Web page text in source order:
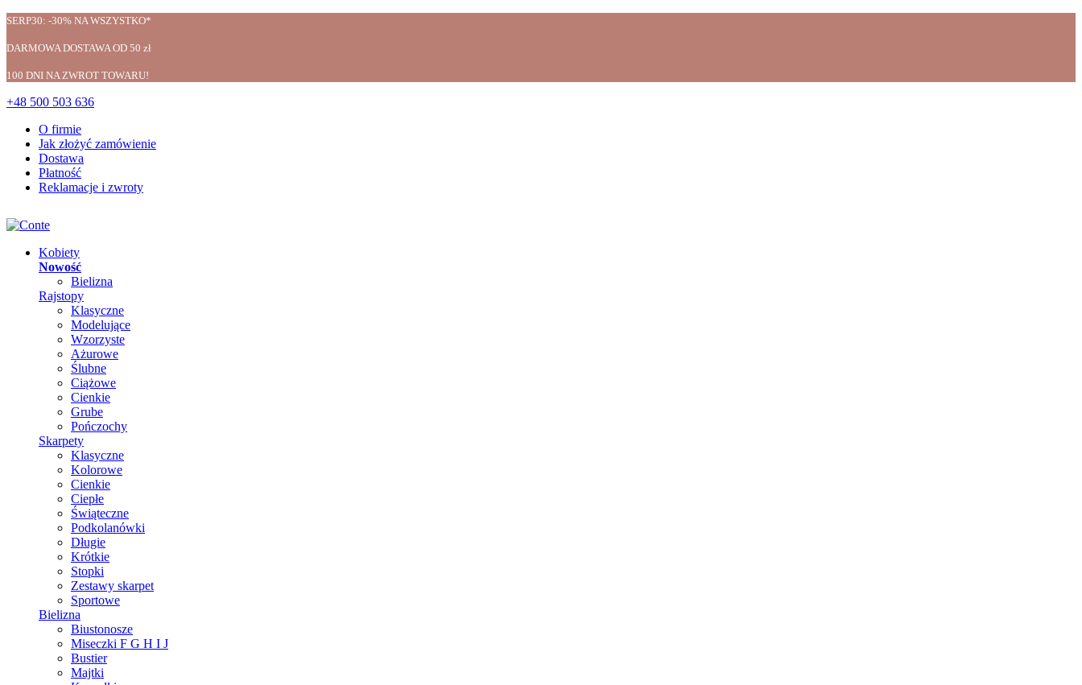
SERP30: -30% NA WSZYSTKO*
DARMOWA DOSTAWA OD 50 zł
100 DNI NA ZWROT TOWARU!
+48 500 503 636
O firmie
Jak złożyć zamówienie
Dostawa
Płatność
Reklamacje i zwroty
Kobiety
Nowość
Bielizna
Rajstopy
Klasyczne
Modelujące
Wzorzyste
Ażurowe
Ślubne
Ciążowe
Cienkie
Grube
Pończochy
Skarpety
Klasyczne
Kolorowe
Cienkie
Ciepłe
Świąteczne
Podkolanówki
Długie
Krótkie
Stopki
Zestawy skarpet
Sportowe
Bielizna
Biustonosze
Miseczki F G H I J
Bustier
Majtki